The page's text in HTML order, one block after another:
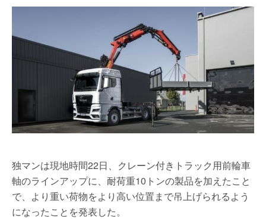
独マンは現地時間22日、クレーン付きトラック用前輪車
軸のラインアップに、耐荷重10トンの製品を加えたこと
で、より重い荷物をより高い位置まで吊上げられるよう
になったことを発表した。